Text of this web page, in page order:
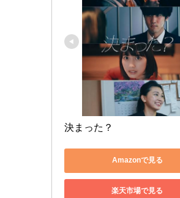
決まった？
Amazonで見る
楽天市場で見る